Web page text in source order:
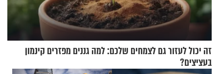
זה יכול לעזור גם לצמחים שלכם: למה גננים מפזרים קינמון
בעציצים?